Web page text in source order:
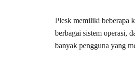
Plesk memiliki beberapa
berbagai sistem operasi,
banyak pengguna yang